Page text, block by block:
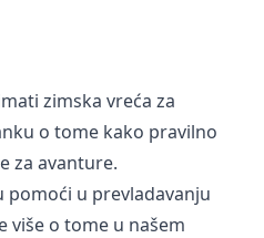
zimska vreća za
o tome kako pravilno
za avanture.
pomoći u prevladavanju
više o tome u našem